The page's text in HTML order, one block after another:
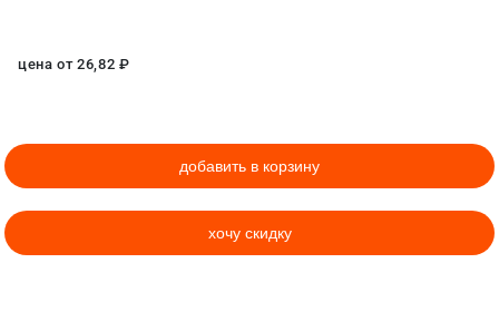
цена от26,82 ₽
добавить в корзину
хочу скидку